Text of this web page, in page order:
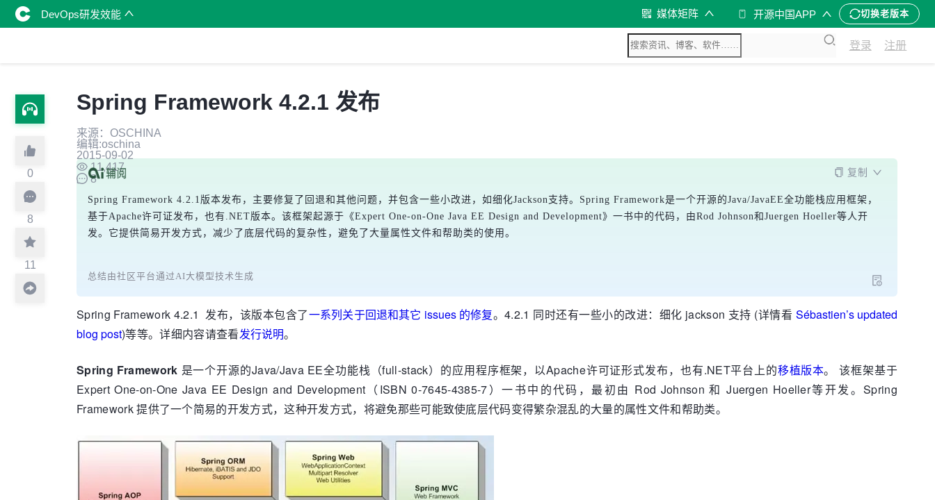
DevOps研发效能 媒体矩阵 开源中国APP 切换老版本
登录 注册
0
8
11
Spring Framework 4.2.1 发布
来源：OSCHINA
编辑:oschina
2015-09-02
11,417
8
复制
Spring Framework 4.2.1版本发布，主要修复了回退和其他问题，并包含一些小改进，如细化Jackson支持。Spring Framework是一个开源的Java/JavaEE全功能栈应用框架，
基于Apache许可证发布，也有.NET版本。该框架起源于《Expert One-on-One Java EE Design and Development》一书中的代码，由Rod Johnson和Juergen Hoeller等人开
发。它提供简易开发方式，减少了底层代码的复杂性，避免了大量属性文件和帮助类的使用。
总结由社区平台通过AI大模型技术生成
Spring Framework 4.2.1 发布，该版本包含了一系列关于回退和其它 issues 的修复。4.2.1 同时还有一些小的改进：细化 jackson 支持 (详情看 Sébastien’s updated
blog post)等等。详细内容请查看发行说明。
Spring Framework 是一个开源的Java/Java EE全功能栈（full-stack）的应用程序框架，以Apache许可证形式发布，也有.NET平台上的移植版本。 该框架基于
Expert One-on-One Java EE Design and Development（ISBN 0-7645-4385-7）一书中的代码，最初由 Rod Johnson 和 Juergen Hoeller等开发。Spring
Framework 提供了一个简易的开发方式，这种开发方式，将避免那些可能致使底层代码变得繁杂混乱的大量的属性文件和帮助类。